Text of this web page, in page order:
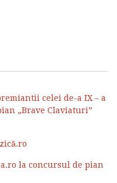
celei de-a IX – a
„Brave Claviaturi”
la concursul de pian